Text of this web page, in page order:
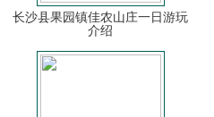
长沙县果园镇佳农山庄一日游玩
介绍